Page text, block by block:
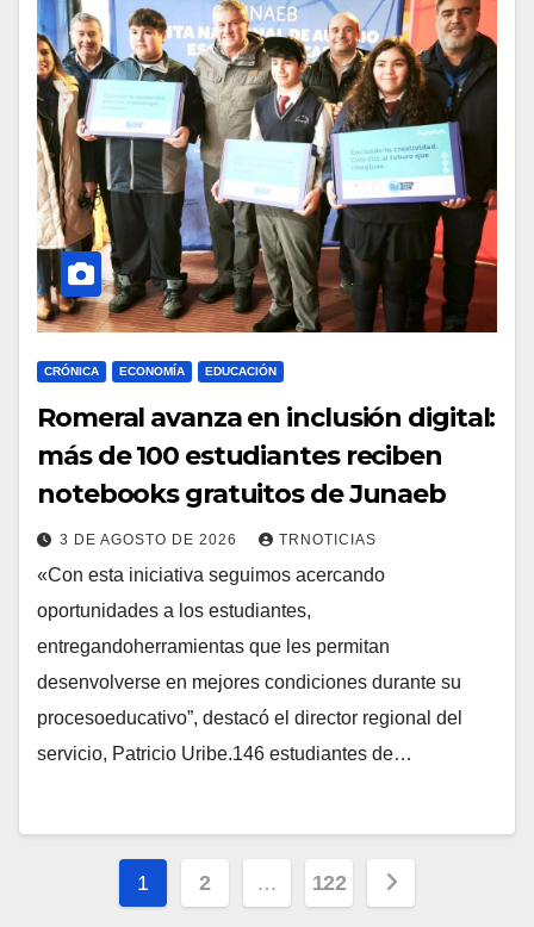
CRÓNICA ECONOMÍA EDUCACIÓN
Romeral avanza en inclusión digital:
más de 100 estudiantes reciben
notebooks gratuitos de Junaeb
3 DE AGOSTO DE 2026 TRNOTICIAS
«Con esta iniciativa seguimos acercando
oportunidades a los estudiantes,
entregandoherramientas que les permitan
desenvolverse en mejores condiciones durante su
procesoeducativo”, destacó el director regional del
servicio, Patricio Uribe.146 estudiantes de…
Paginación
1 2 … 122